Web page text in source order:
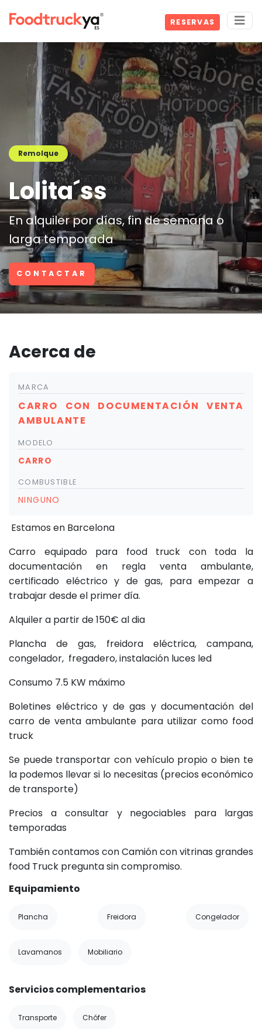
RESERVAS
Remolque
Lolita´ss
En alquiler por días, fin de semana o
larga temporada
CONTACTAR
Acerca de
MARCA
CARRO CON DOCUMENTACIÓN VENTA
AMBULANTE
MODELO
CARRO
COMBUSTIBLE
NINGUNO
Estamos en Barcelona
Carro equipado para food truck con toda la
documentación en regla venta ambulante,
certificado eléctrico y de gas, para empezar a
trabajar desde el primer día.
Alquiler a partir de 150€ al dia
Plancha de gas, freidora eléctrica, campana,
congelador, fregadero, instalación luces led
Consumo 7.5 KW máximo
Boletines eléctrico y de gas y documentación del
carro de venta ambulante para utilizar como food
truck
Se puede transportar con vehículo propio o bien te
la podemos llevar si lo necesitas (precios económico
de transporte)
Precios a consultar y negociables para largas
temporadas
También contamos con Camión con vitrinas grandes
food Truck pregunta sin compromiso.
Equipamiento
Plancha Freidora Congelador
Lavamanos Mobiliario
Servicios complementarios
Transporte Chófer